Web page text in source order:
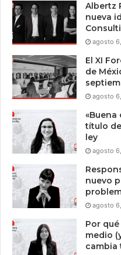
Albertz
nueva
agosto
El XI
de
agosto
título
ley
agosto
nuevo
agosto
Por
medio
cambia